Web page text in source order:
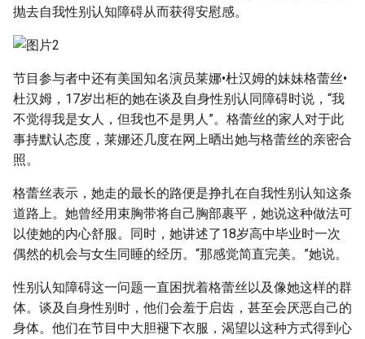
s
e
a
r
c
h
抛去自我性别认知障碍从而获得安慰感。
节目参与者中还有美国知名演员莱娜•杜汉姆的妹妹格蕾丝•
杜汉姆，17岁出柜的她在谈及自身性别认同障碍时说，“我
不觉得我是女人，但我也不是男人”。格蕾丝的家人对于此
事持默认态度，莱娜还几度在网上晒出她与格蕾丝的亲密合
照。
格蕾丝表示，她走的最长的路便是挣扎在自我性别认知这条
道路上。她曾经用束胸带将自己胸部裹平，她说这种做法可
以使她的内心舒服。同时，她讲述了18岁高中毕业时一次
偶然的机会与女生同睡的经历。“那感觉简直完美。”她说。
性别认知障碍这一问题一直困扰着格蕾丝以及像她这样的群
体。谈及自身性别时，他们会羞于启齿，甚至会厌恶自己的
身体。他们在节目中大胆褪下衣服，渴望以这种方式得到心